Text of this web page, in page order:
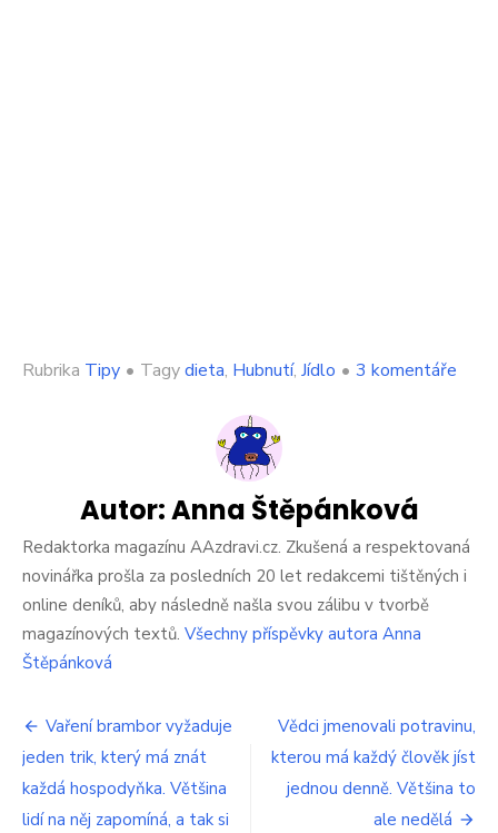
Rubrika Tipy • Tagydieta, Hubnutí, Jídlo • 3 komentáře
se
na
velké
Autor:Anna Štěpánková
Redaktorka magazínu AAzdravi.cz. Zkušená a respektovaná
novinářka prošla za posledních 20 let redakcemi tištěných i
online deníků, aby následně našla svou zálibu v tvorbě
magazínových textů. Všechny příspěvky autora Anna
Štěpánková
Navigace
pro
příspěvek
Vaření brambor vyžaduje
jeden trik, který má znát
každá hospodyňka. Většina
lidí na něj zapomíná, a tak si
Vědci jmenovali potravinu,
kterou má každý člověk jíst
jednou denně. Většina to
ale nedělá